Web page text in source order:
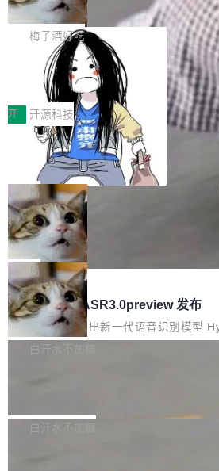
但对于金融、能源、医疗等对数据安全要
Token花在哪里、算力是否被充分利用，
续增长的AI成本该如何优化。 深信服AI
正是围绕这些实际问题，从Token治理和
理两个方面，让用户的每一份算力都看得
得住、用得稳、省得下、更安全！ 一、
始，Token使用一目...
不是一个人走。一同离开的还有 Sanjay
wat（Google 员工编号 23，Jeff Dean
年的编程搭档，MapReduce 和 Bigtable
作者）、Quoc Le（Google 大脑核心成
q2Seq 和 DocAI 的共同发明人）以及
yals（Gemini 联合负责人，AlphaSta...
字体可调、22 种语言、记忆搜索增强
打开终端就能上岗的全中文编码智能体，
把「看得清、用母语、记得住」三件事一
齐。 SolonCode 是什么 SolonCode 是
耳科技研发的企业级终端编码智能体——
中文驱动的数字员工，自主理解需求、规
骤、编写代码。不挑模型、不挑平台，
装完即用。 开源地址：Gitee · GitCode
b 安装 支持 Java 8+（8~26）、
x / Windows / Harmony PC。 #
x / Harmony PC curl -fsSL https://
r.org/solon...
梅子酒好吃
让“代码语义理解”深度释放AI Coding
价值潜能：华为云码道（CodeArts）
代码仓技术解析
一、代码仓深度理解技术的作用与价值
程实践中，代码仓是企业核心知识资产的
体。企业级代码仓库通常包含数十万乃至
个文件，其规模远超单次模型调用可承载
文窗口。随着项目规模的持续扩张与代码
不断累积，代码仓中的模块关系、接口契
务逻辑等关键信息往往分散于数十乃至数
件之中，形成高度复杂的知识关联网络。
代码检索手段（如关键词匹配、目录遍历
在语法层面完成文本定位，难以触及代码
内涵与结构关联，导致开发者使用代码智
理解大规模代码仓时面临显著"代码仓理解
颈。 代码仓深度理解服务（以下简称"
e深度理解服务"）是华为云码道（
开 开源科技
一条“删库”命令跑 17 小时，算法工程
师删光 89TB 数据只为干私活
最高人民检察院8月4日公布了一起案件：
名90后算法工程师王某，为了给自己接
服务器空间，删光了公司AI游戏部门的全
数据。 王某2024年1月入职东城区某科技
短剧部门，有互联网大厂背景。在公司内
调整期间，部门三次通知全员将数据从A
移到B集群，王某都回复了"收到"。 他没
数据。2024年9月3日下午4点，他使用此
的账号密码进入A集群，输入了一条被程
称为"删库跑路"的命令——最高管理员权
自研的多个文生3D和...
局
Cloudflare 分享推理优化实践：KV ca
che 量化 + 权重压缩，吞吐量提升 4
1%，成本降 30%
Kimi 和 GLM 是当前最强的大模型系列之
它们有一个共同的问题：太吃显存了。月
的 Kimi K 系列和智谱的 GLM 都是长上下
oE 架构的大模型，好用到让人上瘾，但
存永远不够用。 Cloudflare 的 Workers
一直在跑这些模型的推理。他们在官方博
整性保护。效果是：吞吐量提升 41%，每
局
腾讯混元 Hy ASR3.0preview 发布
腾讯混元正式推出新一代语音识别模型 Hy
3.0preview。基于最新一代大语言模型
让语音识别不再只是听清，而是真正听懂
白开水不加糖
新和少量网页兼容性修复版本。
白开水不加糖